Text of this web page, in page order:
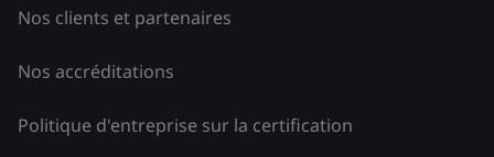
Nos clients et partenaires
Nos accréditations
Politique d'entreprise sur la certification